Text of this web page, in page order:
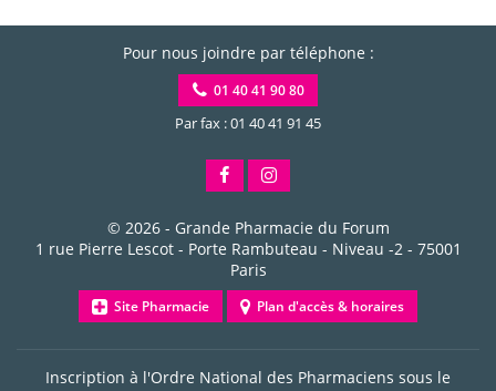
Pour nous joindre par téléphone :
01 40 41 90 80
Par fax : 01 40 41 91 45
© 2026 - Grande Pharmacie du Forum
1 rue Pierre Lescot - Porte Rambuteau - Niveau -2- 75001
Paris
Site Pharmacie Plan d'accès & horaires
Inscription à l'Ordre National des Pharmaciens sous le